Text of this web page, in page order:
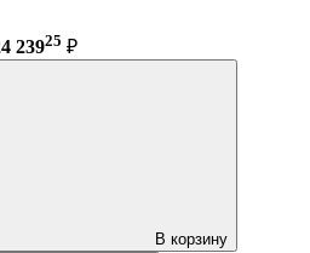
23925 ₽
В корзину